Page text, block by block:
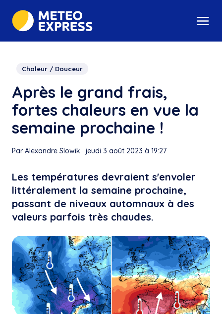
Chaleur / Douceur
Après le grand frais,
fortes chaleurs en vue la
semaine prochaine !
Par Alexandre Slowik · jeudi 3 août 2023 à 19:27
Les températures devraient s'envoler
littéralement la semaine prochaine,
passant de niveaux automnaux à des
valeurs parfois très chaudes.